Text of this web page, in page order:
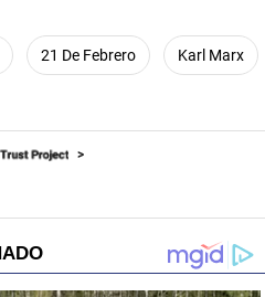
21 De Febrero Karl Marx